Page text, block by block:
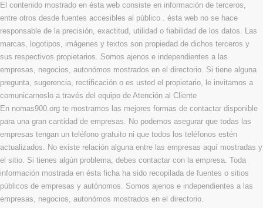
El contenido mostrado en ésta web consiste en información de terceros,
entre otros desde fuentes accesibles al público . ésta web no se hace
responsable de la precisión, exactitud, utilidad o fiabilidad de los datos. Las
marcas, logotipos, imágenes y textos son propiedad de dichos terceros y
sus respectivos propietarios. Somos ajenos e independientes a las
empresas, negocios, autonómos mostrados en el directorio. Si tiene alguna
pregunta, sugerencia, rectificación o es usted el propietario, le invitamos a
comunicarnoslo a través del equipo de Atención al Cliente
En nomas900.org te mostramos las mejores formas de contactar disponible
para una gran cantidad de empresas. No podemos asegurar que todas las
empresas tengan un teléfono gratuito ni que todos los teléfonos estén
actualizados. No existe relación alguna entre las empresas aquí mostradas y
el sitio. Si tienes algún problema, debes contactar con la empresa. Toda
información mostrada en ésta ficha ha sido recopilada de fuentes o sitios
públicos de empresas y autónomos. Somos ajenos e independientes a las
empresas, negocios, autonómos mostrados en el directorio.